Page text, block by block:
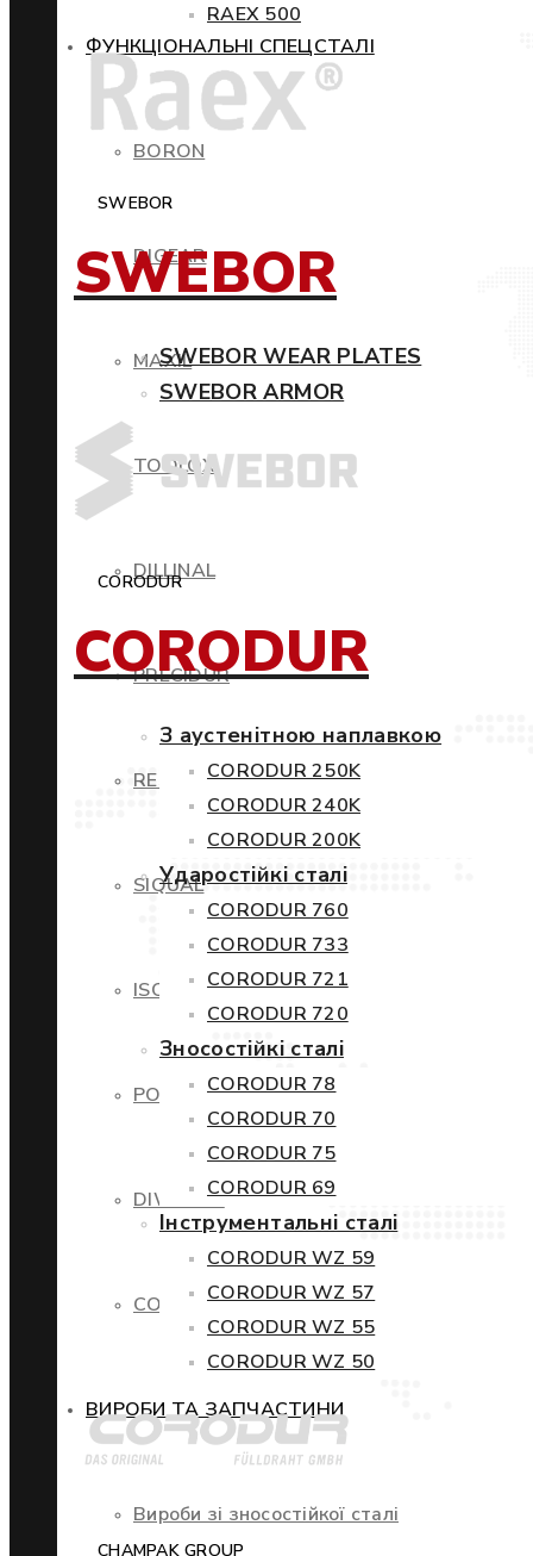
ФУНКЦІОНАЛЬНІ СПЕЦСТАЛІ
BORON
DIGEAR
MAXIL
TOOLOX
DILLINAL
PRECIDUR
RESTIL
SIQUAL
ISOVAC
POWERCORE
DIWETEN
COR-TEN
ВИРОБИ ТА ЗАПЧАСТИНИ
Вироби зі зносостійкої сталі
RAEX 500
SWEBOR
SWEBOR
SWEBOR WEAR PLATES
SWEBOR ARMOR
CORODUR
CORODUR
З аустенітною наплавкою
CORODUR 250K
CORODUR 240K
CORODUR 200K
Ударостійкі сталі
CORODUR 760
CORODUR 733
CORODUR 721
CORODUR 720
Зносостійкі сталі
CORODUR 78
CORODUR 70
CORODUR 75
CORODUR 69
Інструментальні сталі
CORODUR WZ 59
CORODUR WZ 57
CORODUR WZ 55
CORODUR WZ 50
CHAMPAK GROUP